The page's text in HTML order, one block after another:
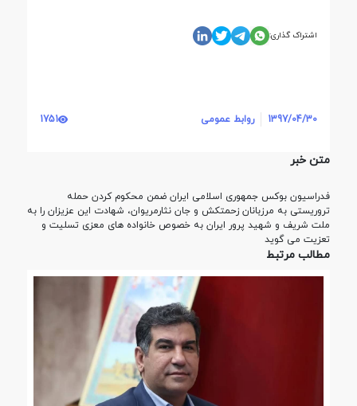
اشتراک گذاری:
1397/04/30 روابط عمومی 1751
متن خبر
فدراسیون بوکس جمهوری اسلامی ایران ضمن محکوم کردن حمله
تروریستی به مرزبانان زحمتکش و جان نثارمریوان، شهادت این عزیزان را به
ملت شریف و شهید پرور ایران به خصوص خانواده های معزی تسلیت و
تعزیت می گوید
مطالب مرتبط